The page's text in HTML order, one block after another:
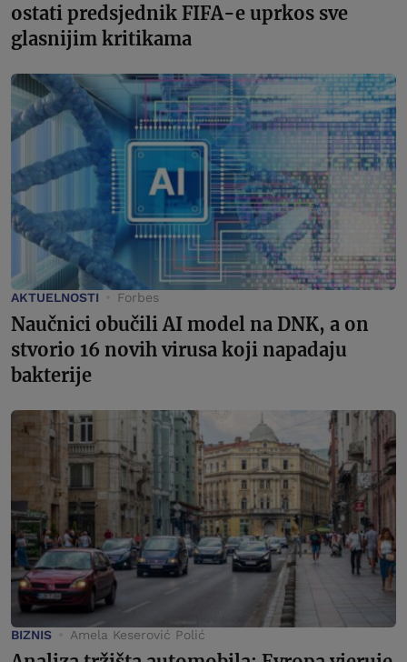
ostati predsjednik FIFA-e uprkos sve
glasnijim kritikama
AKTUELNOSTI Forbes
Naučnici obučili AI model na DNK, a on
stvorio 16 novih virusa koji napadaju
bakterije
BIZNIS Amela Keserović Polić